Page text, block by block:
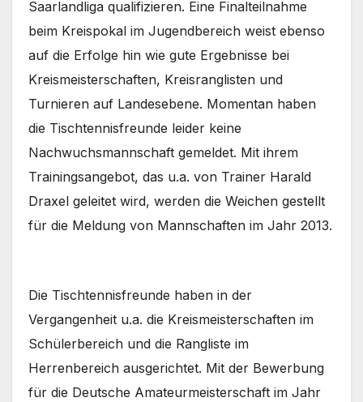
Saarlandliga qualifizieren. Eine Finalteilnahme
beim Kreispokal im Jugendbereich weist ebenso
auf die Erfolge hin wie gute Ergebnisse bei
Kreismeisterschaften, Kreisranglisten und
Turnieren auf Landesebene. Momentan haben
die Tischtennisfreunde leider keine
Nachwuchsmannschaft gemeldet. Mit ihrem
Trainingsangebot, das u.a. von Trainer Harald
Draxel geleitet wird, werden die Weichen gestellt
für die Meldung von Mannschaften im Jahr 2013.
Die Tischtennisfreunde haben in der
Vergangenheit u.a. die Kreismeisterschaften im
Schülerbereich und die Rangliste im
Herrenbereich ausgerichtet. Mit der Bewerbung
für die Deutsche Amateurmeisterschaft im Jahr